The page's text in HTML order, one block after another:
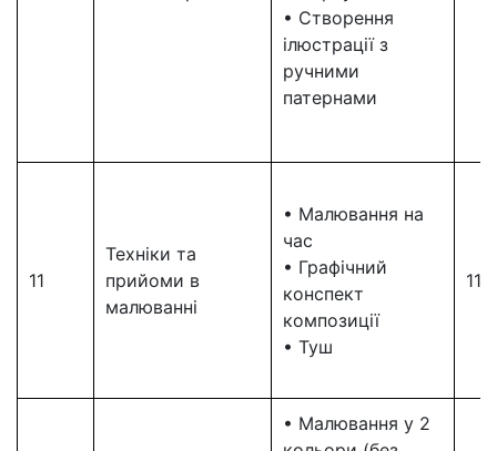
• Створення
ілюстрації з
ручними
патернами
11
Техніки та
прийоми в
малюванні
• Малювання на
час
• Графічний
конспект
композиції
• Туш
11
• Малювання у 2